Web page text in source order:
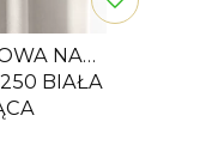
NA
BIAŁA